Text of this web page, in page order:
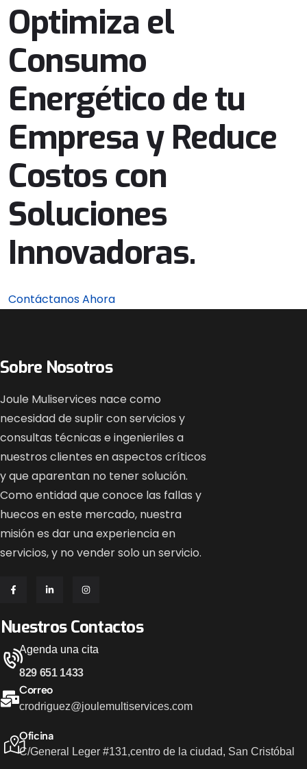
Optimiza el
Consumo
Energético de tu
Empresa y Reduce
Costos con
Soluciones
Innovadoras.
Contáctanos Ahora
Sobre Nosotros
Joule Muliservices nace como
necesidad de suplir con servicios y
consultas técnicas e ingenieriles a
nuestros clientes en aspectos críticos
y que aparentan no tener solución.
Como entidad que conoce las fallas y
huecos en este mercado, nuestra
misión es dar una experiencia en
servicios, y no vender solo un servicio.
Nuestros Contactos
Agenda una cita
829 651 1433
Correo
crodriguez@joulemultiservices.com
Oficina
C/General Leger #131,centro de la ciudad, San Cristóbal